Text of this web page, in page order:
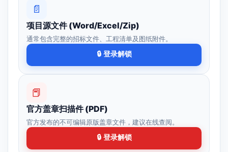
📄
项目源文件 (Word/Excel/Zip)
通常包含完整的招标文件、工程清单及图纸附件。
🔒 登录解锁
📕
官方盖章扫描件 (PDF)
官方发布的不可编辑原版盖章文件，建议在线查阅。
🔒 登录解锁